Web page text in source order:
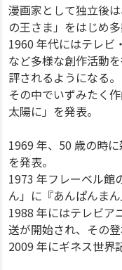
漫画家として独立後
の王さま」をはじめ
1960 年代にはテレビ
など多様な創作活動
評されるようになる。
その中でいずみたく
太陽に」を発表。
1969 年、50 歳の時
を発表。
1973 年フレーベル館
ん」に『あんぱんまん
1988 年にはテレビア
送が開始され、その
2009 年にギネス世界